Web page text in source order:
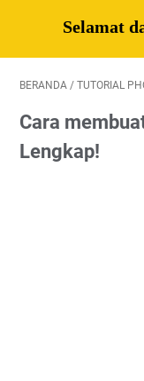
Selamat
BERANDA / TUTORIAL
Cara
Lengkap!